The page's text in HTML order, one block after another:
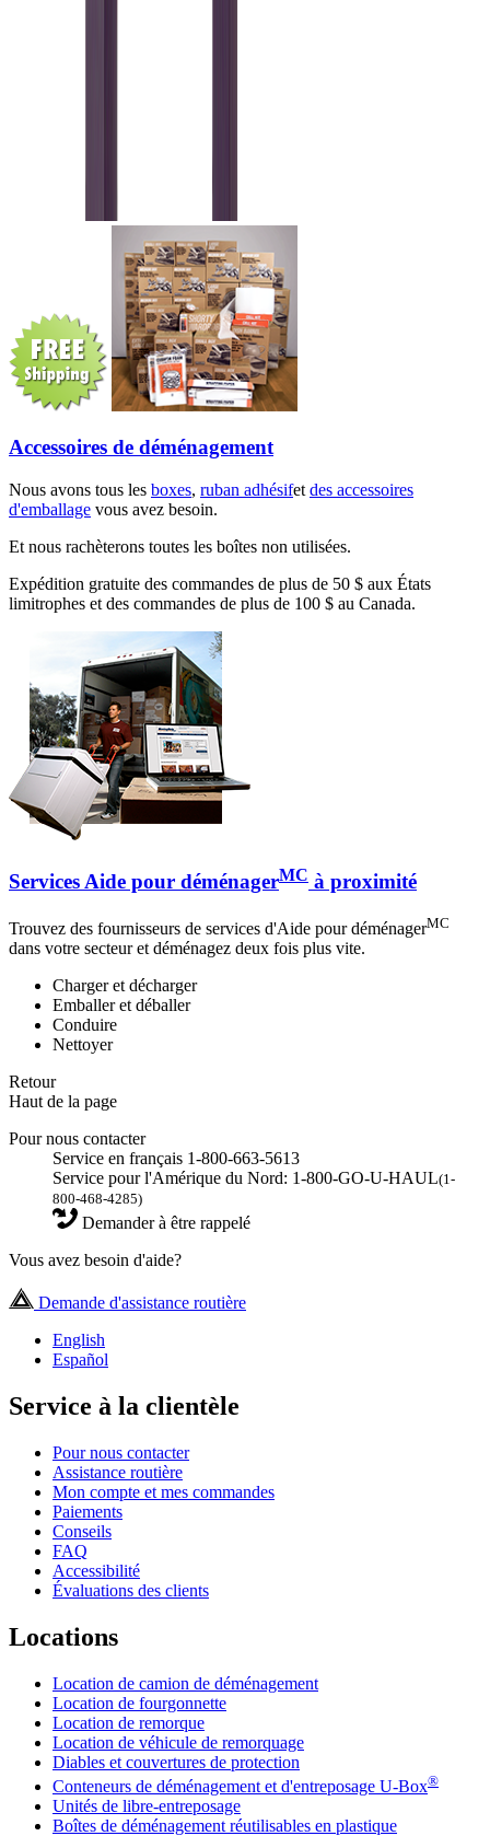
Accessoires de déménagement
Nous avons tous les boxes, ruban adhésifet des accessoires
d'emballage vous avez besoin.
Et nous rachèterons toutes les boîtes non utilisées.
Expédition gratuite des commandes de plus de 50 $ aux États
limitrophes et des commandes de plus de 100 $ au Canada.
Services Aide pour déménagerMC à proximité
Trouvez des fournisseurs de services d'Aide pour déménagerMC
dans votre secteur et déménagez deux fois plus vite.
Charger et décharger
Emballer et déballer
Conduire
Nettoyer
Retour
Haut de la page
Pour nous contacter
Service en français 1-800-663-5613
Service pour l'Amérique du Nord: 1-800-GO-U-HAUL(1-
800-468-4285)
Demander à être rappelé
Vous avez besoin d'aide?
Demande d'assistance routière
English
Español
Service à la clientèle
Pour nous contacter
Assistance routière
Mon compte et mes commandes
Paiements
Conseils
FAQ
Accessibilité
Évaluations des clients
Locations
Location de camion de déménagement
Location de fourgonnette
Location de remorque
Location de véhicule de remorquage
Diables et couvertures de protection
Conteneurs de déménagement et d'entreposage U-Box®
Unités de libre-entreposage
Boîtes de déménagement réutilisables en plastique